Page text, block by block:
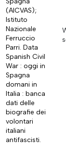
(AICVAS);
Istituto
Nazionale
Ferruccio
Parri. Data
Spanish Civil
War : oggi in
Spagna
domani in
Italia : banca
dati delle
biografie dei
volontari
italiani
antifascisti.